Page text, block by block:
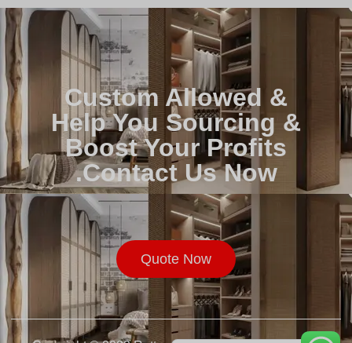
Custom Allowed &
Help You Sourcing &
Boost Your Profits
Contact Us Now.
Quote Now
Español de México
Français
Русский